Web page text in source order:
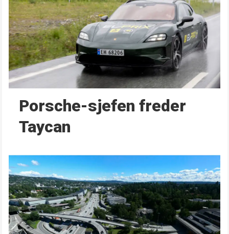
Porsche-sjefen freder
Taycan